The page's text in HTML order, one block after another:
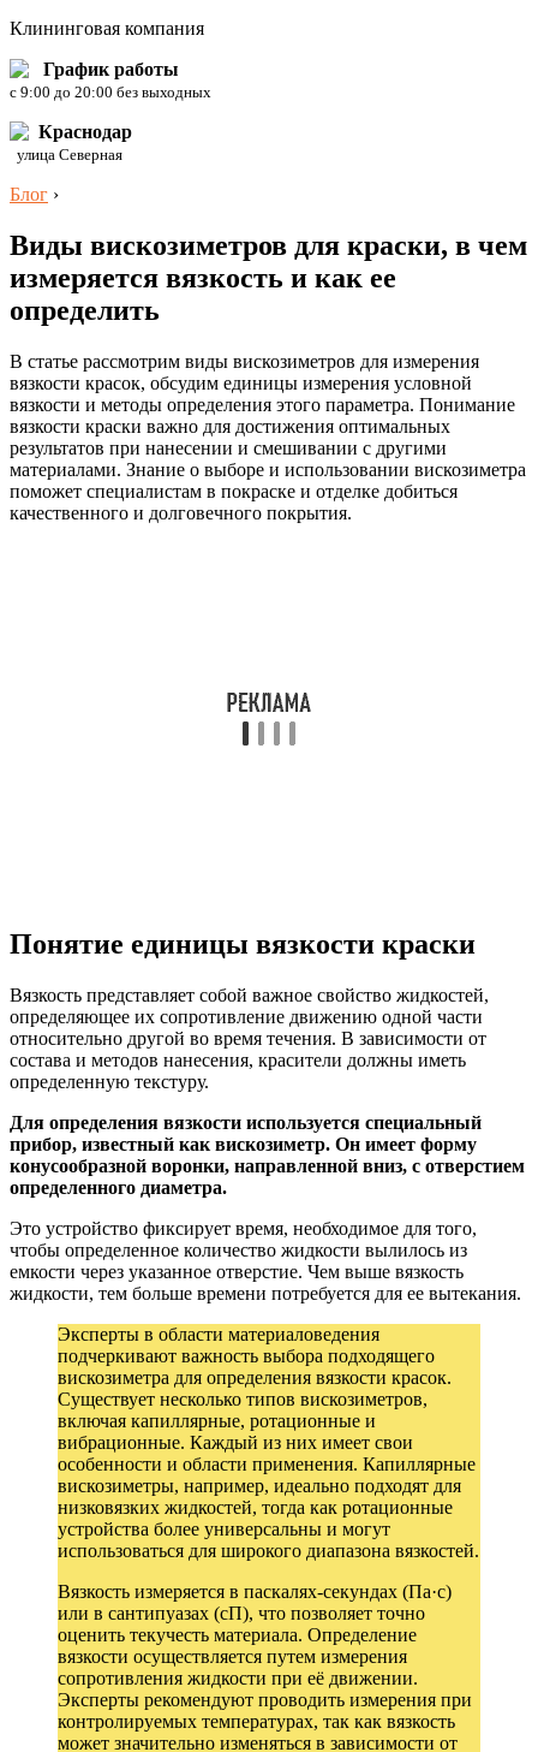
Клининговая компания
График работы
c 9:00 до 20:00 без выходных
Краснодар
улица Северная
Блог ›
Виды вискозиметров для краски, в чем
измеряется вязкость и как ее
определить
В статье рассмотрим виды вискозиметров для измерения
вязкости красок, обсудим единицы измерения условной
вязкости и методы определения этого параметра. Понимание
вязкости краски важно для достижения оптимальных
результатов при нанесении и смешивании с другими
материалами. Знание о выборе и использовании вискозиметра
поможет специалистам в покраске и отделке добиться
качественного и долговечного покрытия.
Понятие единицы вязкости краски
Вязкость представляет собой важное свойство жидкостей,
определяющее их сопротивление движению одной части
относительно другой во время течения. В зависимости от
состава и методов нанесения, красители должны иметь
определенную текстуру.
Для определения вязкости используется специальный
прибор, известный как вискозиметр. Он имеет форму
конусообразной воронки, направленной вниз, с отверстием
определенного диаметра.
Это устройство фиксирует время, необходимое для того,
чтобы определенное количество жидкости вылилось из
емкости через указанное отверстие. Чем выше вязкость
жидкости, тем больше времени потребуется для ее вытекания.
Эксперты в области материаловедения
подчеркивают важность выбора подходящего
вискозиметра для определения вязкости красок.
Существует несколько типов вискозиметров,
включая капиллярные, ротационные и
вибрационные. Каждый из них имеет свои
особенности и области применения. Капиллярные
вискозиметры, например, идеально подходят для
низковязких жидкостей, тогда как ротационные
устройства более универсальны и могут
использоваться для широкого диапазона вязкостей.
Вязкость измеряется в паскалях-секундах (Па·с)
или в сантипуазах (сП), что позволяет точно
оценить текучесть материала. Определение
вязкости осуществляется путем измерения
сопротивления жидкости при её движении.
Эксперты рекомендуют проводить измерения при
контролируемых температурах, так как вязкость
может значительно изменяться в зависимости от